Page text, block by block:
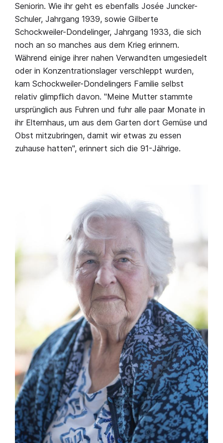
Seniorin. Wie ihr geht es ebenfalls Josée Juncker-
Schuler, Jahrgang 1939, sowie Gilberte
Schockweiler-Dondelinger, Jahrgang 1933, die sich
noch an so manches aus dem Krieg erinnern.
Während einige ihrer nahen Verwandten umgesiedelt
oder in Konzentrationslager verschleppt wurden,
kam Schockweiler-Dondelingers Familie selbst
relativ glimpflich davon. "Meine Mutter stammte
ursprünglich aus Fuhren und fuhr alle paar Monate in
ihr Elternhaus, um aus dem Garten dort Gemüse und
Obst mitzubringen, damit wir etwas zu essen
zuhause hatten", erinnert sich die 91-Jährige.